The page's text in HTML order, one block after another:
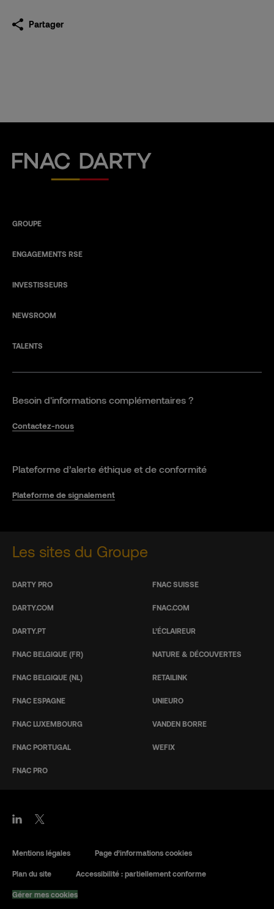
Partager
Fnac Darty
GROUPE
ENGAGEMENTS RSE
INVESTISSEURS
NEWSROOM
TALENTS
Besoin d'informations complémentaires ?
Contactez-nous
Plateforme d’alerte éthique et de conformité
Plateforme de signalement
Les sites du Groupe
DARTY PRO
DARTY.COM
DARTY.PT
FNAC BELGIQUE (FR)
FNAC BELGIQUE (NL)
FNAC ESPAGNE
FNAC LUXEMBOURG
FNAC PORTUGAL
FNAC PRO
FNAC SUISSE
FNAC.COM
L’ÉCLAIREUR
NATURE & DÉCOUVERTES
RETAILINK
UNIEURO
VANDEN BORRE
WEFIX
Mentions légales Page d’informations cookies
Plan du site Accessibilité : partiellement conforme
Gérer mes cookies